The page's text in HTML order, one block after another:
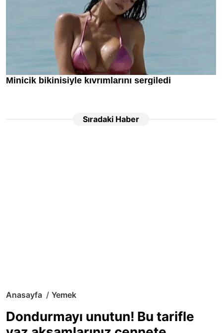
Sıradaki Haber
Anasayfa Yemek
Dondurmayı unutun! Bu tarifle